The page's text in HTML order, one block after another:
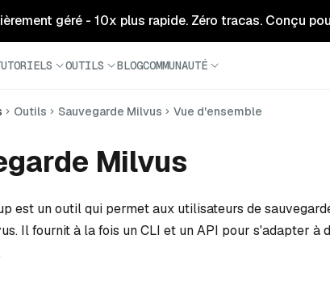
géré - 10x plus rapide. Zéro tracas. Conçu
OUTILS BLOGCOMMUNAUTÉ
Outils Sauvegarde Milvus Vue d'ensemble
Milvus
est un outil qui permet aux utilisateurs de
Il fournit à la fois un CLI et un API pour s'adapter à